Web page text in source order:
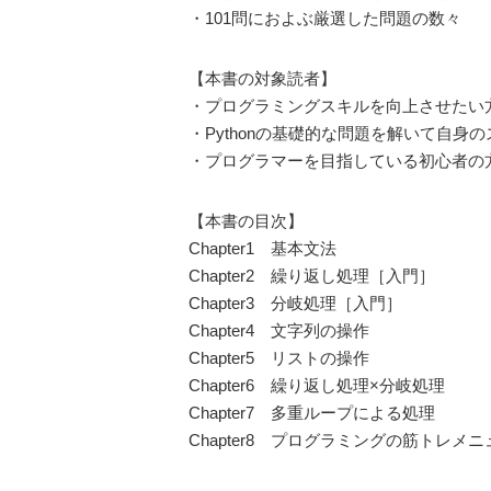
・101問におよぶ厳選した問題の数々
【本書の対象読者】
・プログラミングスキルを向上させたい
・Pythonの基礎的な問題を解いて自身
・プログラマーを目指している初心者の
【本書の目次】
Chapter1 基本文法
Chapter2 繰り返し処理［入門］
Chapter3 分岐処理［入門］
Chapter4 文字列の操作
Chapter5 リストの操作
Chapter6 繰り返し処理×分岐処理
Chapter7 多重ループによる処理
Chapter8 プログラミングの筋トレメニ